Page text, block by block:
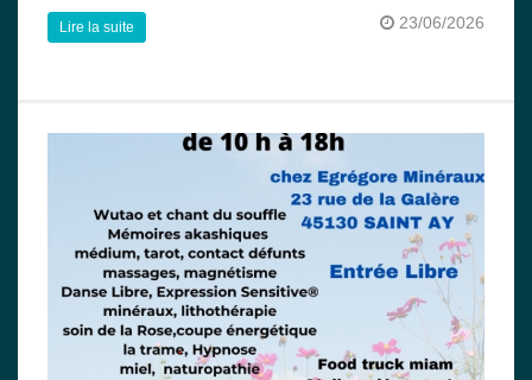
23/06/2026
Lire la suite